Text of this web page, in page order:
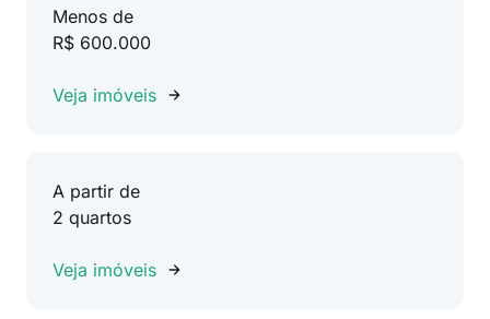
Menos de
R$ 600.000
Veja imóveis
A partir de
2 quartos
Veja imóveis